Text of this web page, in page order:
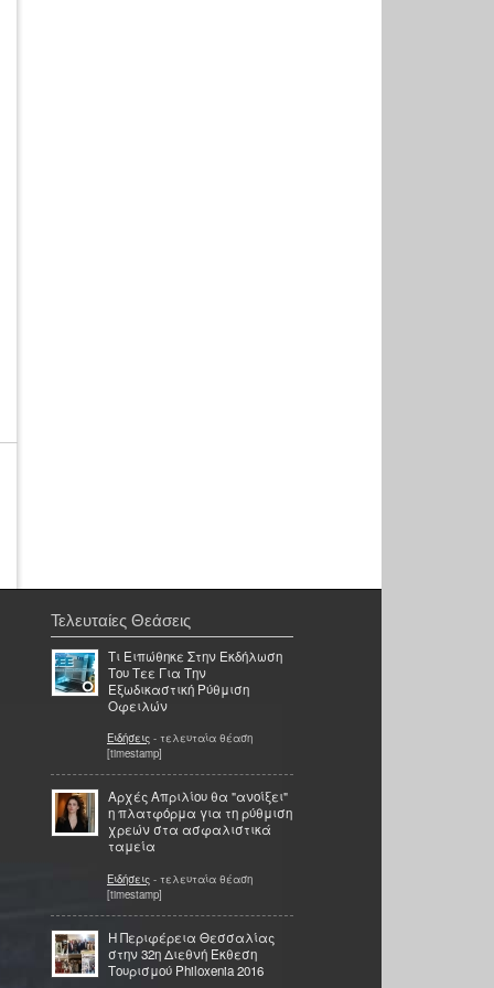
Τελευταίες Θεάσεις
Τι Ειπώθηκε Στην Εκδήλωση
Του Τεε Για Την
Εξωδικαστική Ρύθμιση
Οφειλών
Ειδήσεις - τελευταία θέαση
[timestamp]
Αρχές Απριλίου θα "ανοίξει"
η πλατφόρμα για τη ρύθμιση
χρεών στα ασφαλιστικά
ταμεία
Ειδήσεις - τελευταία θέαση
[timestamp]
Η Περιφέρεια Θεσσαλίας
στην 32η Διεθνή Έκθεση
Τουρισμού Philoxenia 2016